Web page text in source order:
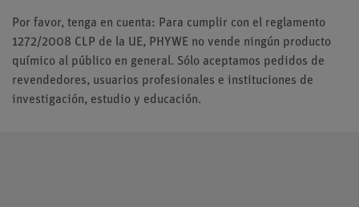
Por favor, tenga en cuenta: Para cumplir con el reglamento
1272/2008 CLP de la UE, PHYWE no vende ningún producto
químico al público en general. Sólo aceptamos pedidos de
revendedores, usuarios profesionales e instituciones de
investigación, estudio y educación.